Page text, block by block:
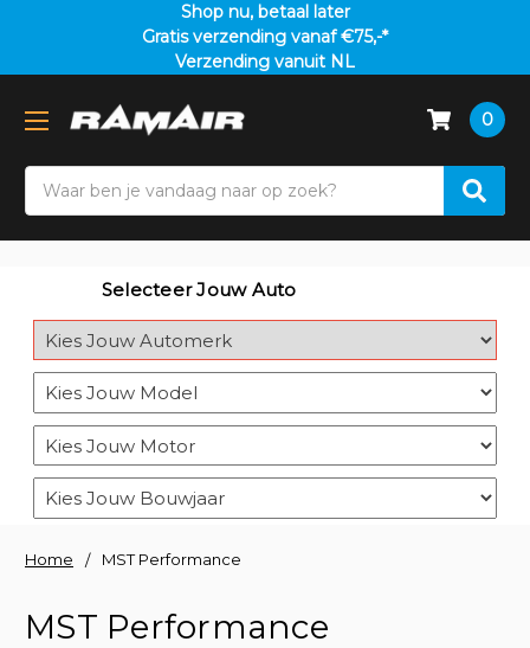
Shop nu, betaal later
Gratis verzending vanaf €75,-*
Verzending vanuit NL
0
Selecteer Jouw Auto
Home MST Performance
MST Performance